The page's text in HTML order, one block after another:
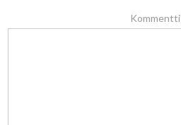
Kommentti